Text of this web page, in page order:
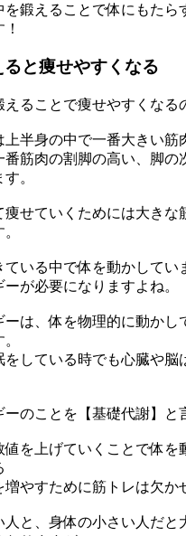
を鍛えることで体にもたら
と痩せやすくなる
えることで痩せやすくなる
上半身の中で一番大きい筋
番筋肉の割脚の高い、脚の
。
痩せていくためには大きな
ている中で体を動かしてい
が必要になりますよね。
ーは、体を物理的に動かし
をしている時でも心臓や脳
ーのことを【基礎代謝】と
値を上げていくことで体を
やすために筋トレは欠か
人と、身体の小さい人だと